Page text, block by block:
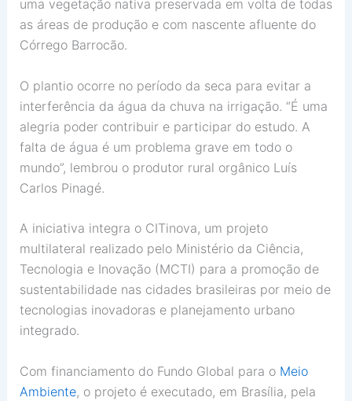
uma vegetação nativa preservada em volta de todas
as áreas de produção e com nascente afluente do
Córrego Barrocão.
O plantio ocorre no período da seca para evitar a
interferência da água da chuva na irrigação. “É uma
alegria poder contribuir e participar do estudo. A
falta de água é um problema grave em todo o
mundo”, lembrou o produtor rural orgânico Luís
Carlos Pinagé.
A iniciativa integra o CITinova, um projeto
multilateral realizado pelo Ministério da Ciência,
Tecnologia e Inovação (MCTI) para a promoção de
sustentabilidade nas cidades brasileiras por meio de
tecnologias inovadoras e planejamento urbano
integrado.
Com financiamento do Fundo Global para o Meio
Ambiente, o projeto é executado, em Brasília, pela